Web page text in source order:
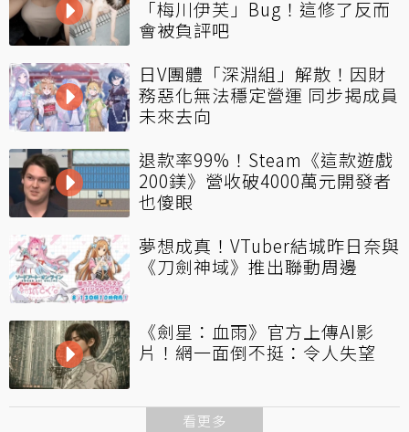
「梅川伊芙」Bug！這修了反而
會被負評吧
日V團體「深淵組」解散！因財
務惡化無法穩定營運 同步揭成員
未來去向
退款率99%！Steam《這款遊戲
200鎂》營收破4000萬元開發者
也傻眼
夢想成真！VTuber結城昨日奈與
《刀劍神域》推出聯動周邊
《劍星：血雨》官方上傳AI影
片！網一面倒不挺：令人失望
看更多